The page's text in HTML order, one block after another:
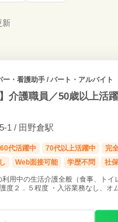
新
ー・看護助手 / パート・アルバイト
介護職員／50歳以上活
1 / 田野倉駅
60代活躍中 70代以上活躍中 完
Web面接可能 学歴不問 社
用中の生活介護全般（食事、ト
度２．５程度 ・入浴業務なし、